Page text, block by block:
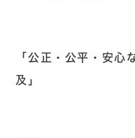
「公正・公平・安心
及」